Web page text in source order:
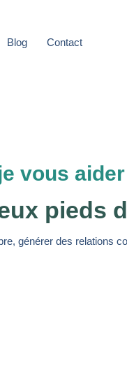
Blog Contact
vous aider
pieds
générer des relations